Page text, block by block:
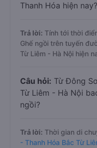
Thanh Hóa hiện nay?
Trả lời: Tính tới thời
Ghế ngồi trên tuyến
Từ Liêm - Hà Nội hiện
Câu hỏi: Từ Đông
Từ Liêm - Hà Nội
ngồi?
Trả lời: Thời gian di
- Thanh Hóa Bắc Từ